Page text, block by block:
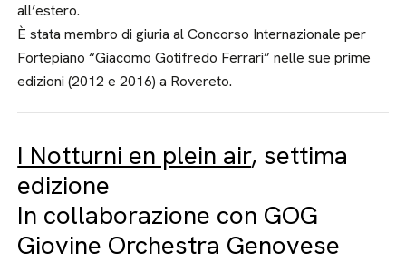
all’estero.
È stata membro di giuria al Concorso Internazionale per
Fortepiano “Giacomo Gotifredo Ferrari” nelle sue prime
edizioni (2012 e 2016) a Rovereto.
I Notturni en plein air, settima
edizione
In collaborazione con GOG
Giovine Orchestra Genovese